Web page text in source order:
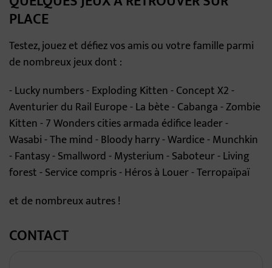
PLACE
Testez, jouez et défiez vos amis ou votre famille parmi
de nombreux jeux dont :
- Lucky numbers - Exploding Kitten - Concept X2 -
Aventurier du Rail Europe - La bète - Cabanga - Zombie
Kitten - 7 Wonders cities armada édifice leader -
Wasabi - The mind - Bloody harry - Wardice - Munchkin
- Fantasy - Smallword - Mysterium - Saboteur - Living
forest - Service compris - Héros à Louer - Terropaïpaï
et de nombreux autres !
CONTACT